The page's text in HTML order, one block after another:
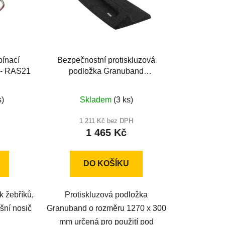
RAS21
žebříků,
nosič
Bezpečnostní protiskluzová
podložka Granuband
Skladem (3 ks)
1 211 Kč bez DPH
1 465 Kč
DO KOŠÍKU
Protiskluzová podložka
Granuband o rozměru 1270 x 300
mm určená pro použití pod